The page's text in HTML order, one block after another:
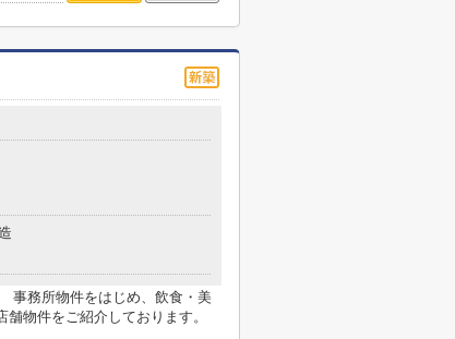
事務所物件をはじめ、飲食・美
物件をご紹介しております。